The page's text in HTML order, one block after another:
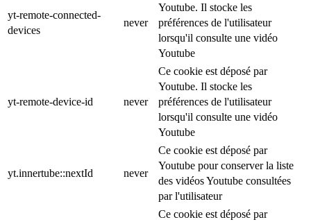
yt-remote-connected-
devices
never
Youtube. Il stocke les
préférences de l'utilisateur
lorsqu'il consulte une vidéo
Youtube
yt-remote-device-id never
Ce cookie est déposé par
Youtube. Il stocke les
préférences de l'utilisateur
lorsqu'il consulte une vidéo
Youtube
yt.innertube::nextId never
Ce cookie est déposé par
Youtube pour conserver la liste
des vidéos Youtube consultées
par l'utilisateur
Ce cookie est déposé par